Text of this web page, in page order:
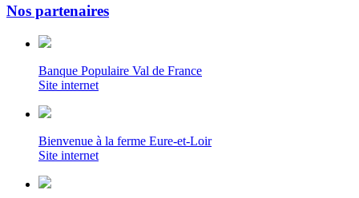
Nos partenaires
Banque Populaire Val de France
Site internet
Bienvenue à la ferme Eure-et-Loir
Site internet